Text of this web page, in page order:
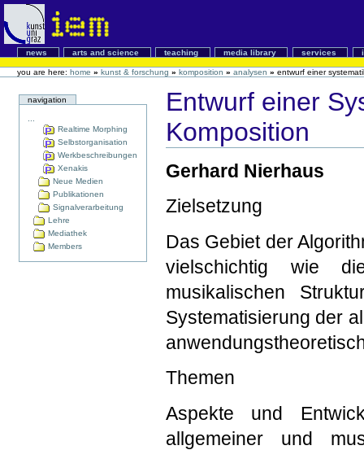
news arts and science teaching media library services
you are here: home » kunst & forschung » komposition » analysen » entwurf einer
navigation
Realtime Morphing
Selbstorganisation
Werkbeschreibungen
Xenakis
Neue Medien
Publikationen
Signalverarbeitung
Lehre
Mediathek
Members
Entwurf einer
Komposition
Gerhard Nierhaus
Zielsetzung
Das Gebiet der
vielschichtig wie
musikalischen
Systematisierung der
Themen
Aspekte und
allgemeiner und